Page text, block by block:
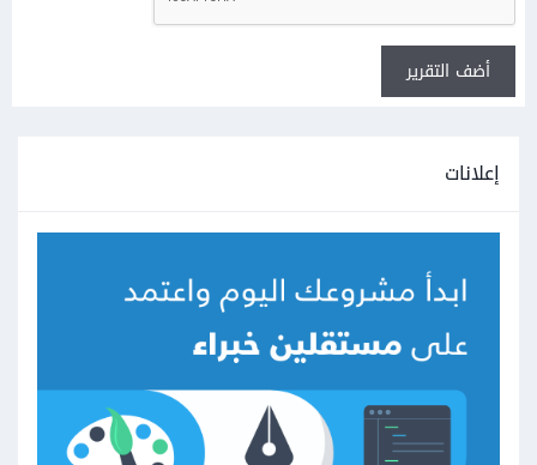
أضف التقرير
إعلانات